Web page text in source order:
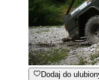
Dodaj do